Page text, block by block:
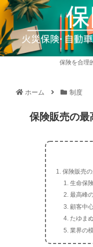
保険を合理
ホーム 制度
保険販売の最
保険販売
生命保
最高峰
顧客中
たゆま
業界の